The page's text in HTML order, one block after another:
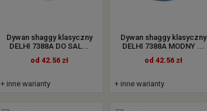
Dywan shaggy klasyczny
DELHI 7388A DO SAL...
od 42.56 zł
+ inne warianty
Dywan shaggy klasyczny
DELHI 7388A MODNY ...
od 42.56 zł
+ inne warianty